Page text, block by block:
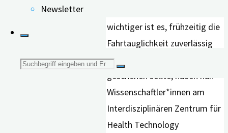
Newsletter
Suche
wichtiger ist es, frühzeitig die
Fahrtauglichkeit zuverlässig
überprüfen zu lassen. Wie dies
geschehen sollte, haben nun
Wissenschaftler*innen am
Interdisziplinären Zentrum für
Health Technology